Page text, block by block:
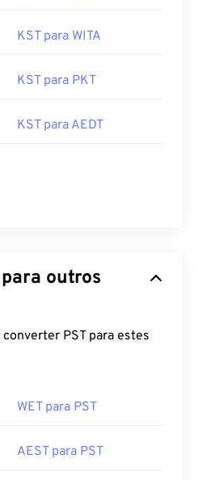
KST para WITA
KST para PKT
KST para AEDT
outros
PST para estes
WET para PST
AEST para PST